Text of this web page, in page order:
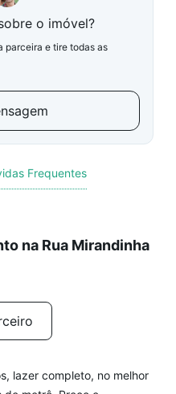
o imóvel?
parceira e tire todas as
Frequentes
na Rua Mirandinha
lazer completo, no melhor